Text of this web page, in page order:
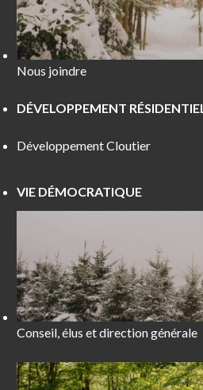
Nous joindre
DÉVELOPPEMENT RÉSIDENTIEL
Développement Cloutier
VIE DÉMOCRATIQUE
Conseil, élus et direction générale